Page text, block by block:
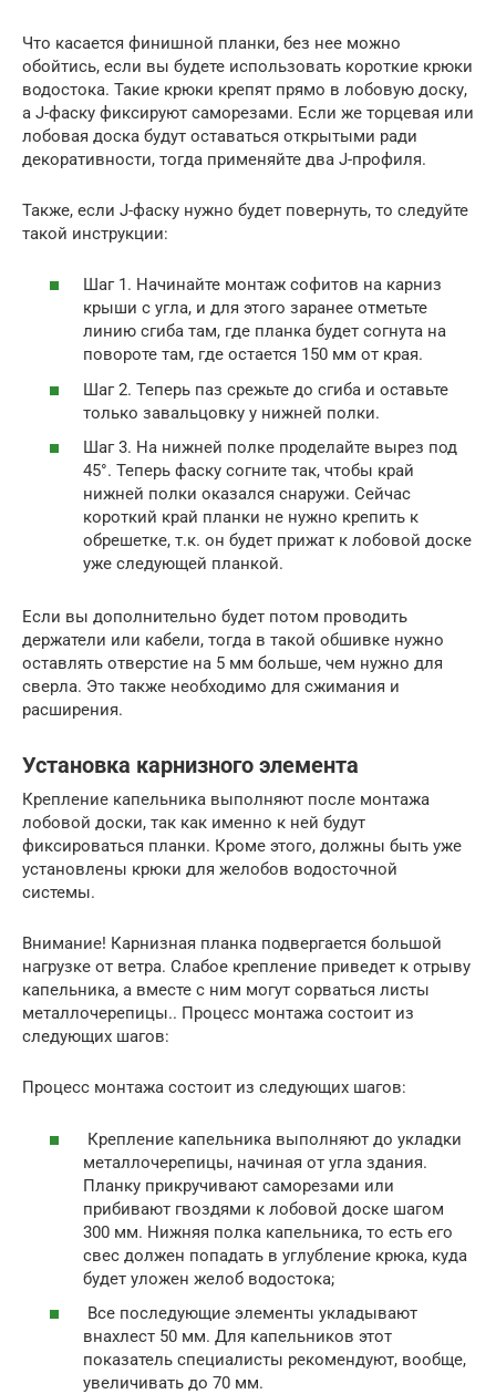
Что касается финишной планки, без нее можно
обойтись, если вы будете использовать короткие крюки
водостока. Такие крюки крепят прямо в лобовую доску,
а J-фаску фиксируют саморезами. Если же торцевая или
лобовая доска будут оставаться открытыми ради
декоративности, тогда применяйте два J-профиля.
Также, если J-фаску нужно будет повернуть, то следуйте
такой инструкции:
Шаг 1. Начинайте монтаж софитов на карниз
крыши с угла, и для этого заранее отметьте
линию сгиба там, где планка будет согнута на
повороте там, где остается 150 мм от края.
Шаг 2. Теперь паз срежьте до сгиба и оставьте
только завальцовку у нижней полки.
Шаг 3. На нижней полке проделайте вырез под
45°. Теперь фаску согните так, чтобы край
нижней полки оказался снаружи. Сейчас
короткий край планки не нужно крепить к
обрешетке, т.к. он будет прижат к лобовой доске
уже следующей планкой.
Если вы дополнительно будет потом проводить
держатели или кабели, тогда в такой обшивке нужно
оставлять отверстие на 5 мм больше, чем нужно для
сверла. Это также необходимо для сжимания и
расширения.
Установка карнизного элемента
Крепление капельника выполняют после монтажа
лобовой доски, так как именно к ней будут
фиксироваться планки. Кроме этого, должны быть уже
установлены крюки для желобов водосточной
системы.
Внимание! Карнизная планка подвергается большой
нагрузке от ветра. Слабое крепление приведет к отрыву
капельника, а вместе с ним могут сорваться листы
металлочерепицы.. Процесс монтажа состоит из
следующих шагов:
Процесс монтажа состоит из следующих шагов:
Крепление капельника выполняют до укладки
металлочерепицы, начиная от угла здания.
Планку прикручивают саморезами или
прибивают гвоздями к лобовой доске шагом
300 мм. Нижняя полка капельника, то есть его
свес должен попадать в углубление крюка, куда
будет уложен желоб водостока;
Все последующие элементы укладывают
внахлест 50 мм. Для капельников этот
показатель специалисты рекомендуют, вообще,
увеличивать до 70 мм.